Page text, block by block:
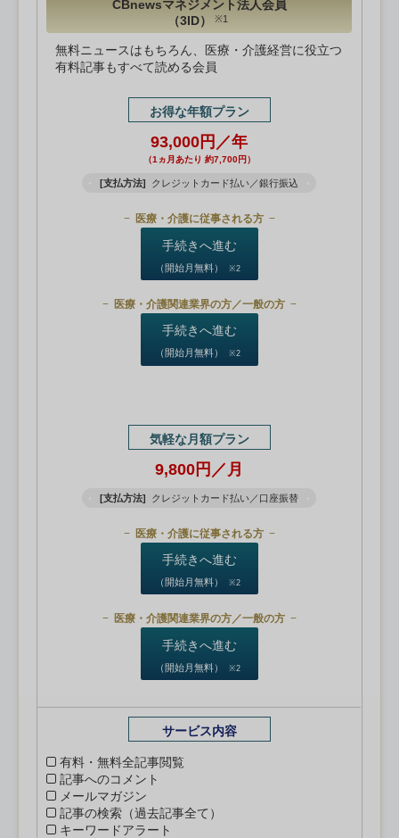
CBnewsマネジメント法人会員
（3ID）
※1
無料ニュースはもちろん、医療・介護経営に役立つ
有料記事もすべて読める会員
お得な年額プラン
93,000円／年
（1ヵ月あたり 約7,700円）
[支払方法] クレジットカード払い／銀行振込
医療・介護に従事される方
手続きへ進む
（開始月無料） ※2
医療・介護関連業界の方／一般の方
手続きへ進む
（開始月無料） ※2
気軽な月額プラン
9,800円／月
[支払方法] クレジットカード払い／口座振替
医療・介護に従事される方
手続きへ進む
（開始月無料） ※2
医療・介護関連業界の方／一般の方
手続きへ進む
（開始月無料） ※2
サービス内容
有料・無料全記事閲覧
記事へのコメント
メールマガジン
記事の検索（過去記事全て）
キーワードアラート